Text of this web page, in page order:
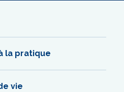
la pratique
vie